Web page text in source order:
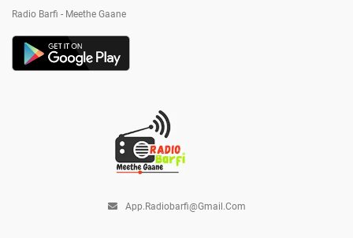
Radio Barfi - Meethe Gaane
App.radiobarfi@gmail.com